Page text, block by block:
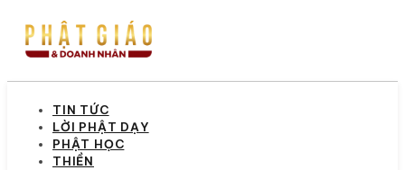
TIN TỨC
LỜI PHẬT DẠY
PHẬT HỌC
THIỀN